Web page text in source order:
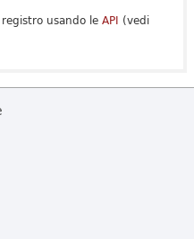
usando le API (vedi